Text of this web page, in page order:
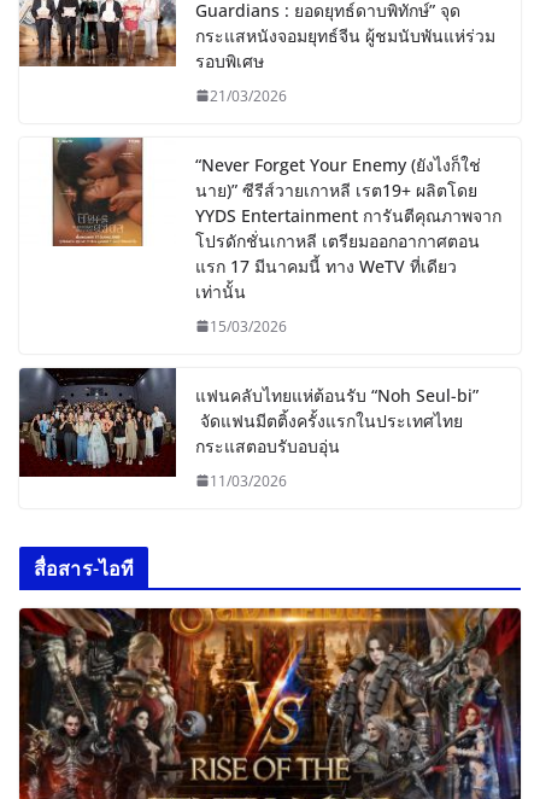
Guardians : ยอดยุทธ์ดาบพิทักษ์” จุด
กระแสหนังจอมยุทธ์จีน ผู้ชมนับพันแห่ร่วม
รอบพิเศษ
21/03/2026
“Never Forget Your Enemy (ยังไงก็ใช่
นาย)” ซีรีส์วายเกาหลี เรต19+ ผลิตโดย
YYDS Entertainment การันตีคุณภาพจาก
โปรดักชั่นเกาหลี เตรียมออกอากาศตอน
แรก 17 มีนาคมนี้ ทาง WeTV ที่เดียว
เท่านั้น
15/03/2026
แฟนคลับไทยแห่ต้อนรับ “Noh Seul-bi”
จัดแฟนมีตติ้งครั้งแรกในประเทศไทย
กระแสตอบรับอบอุ่น
11/03/2026
สื่อสาร-ไอที